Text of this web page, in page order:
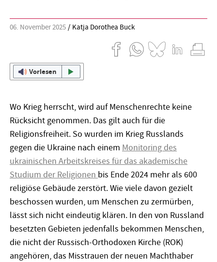
06. November 2025 Katja Dorothea Buck
Vorlesen
Wo Krieg herrscht, wird auf Menschenrechte keine
Rücksicht genommen. Das gilt auch für die
Religionsfreiheit. So wurden im Krieg Russlands
gegen die Ukraine nach einem Monitoring des
ukrainischen Arbeitskreises für das akademische
Studium der Religionen bis Ende 2024 mehr als 600
religiöse Gebäude zerstört. Wie viele davon gezielt
beschossen wurden, um Menschen zu zermürben,
lässt sich nicht eindeutig klären. In den von Russland
besetzten Gebieten jedenfalls bekommen Menschen,
die nicht der Russisch-Orthodoxen Kirche (ROK)
angehören, das Misstrauen der neuen Machthaber